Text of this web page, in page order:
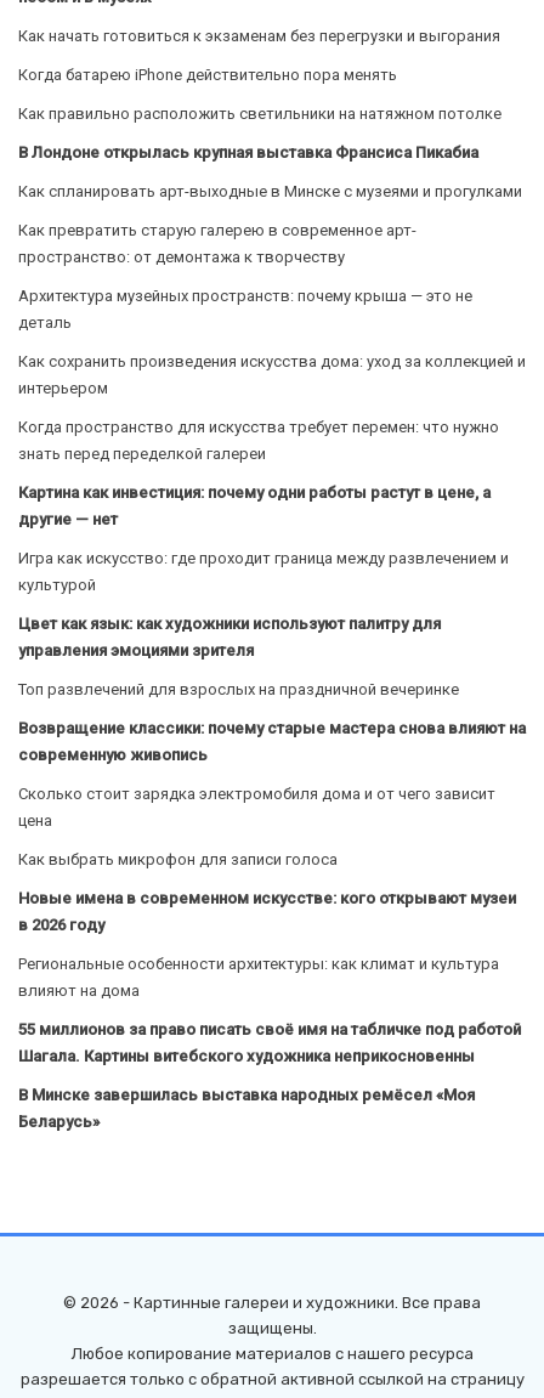
Как начать готовиться к экзаменам без перегрузки и выгорания
Когда батарею iPhone действительно пора менять
Как правильно расположить светильники на натяжном потолке
В Лондоне открылась крупная выставка Франсиса Пикабиа
Как спланировать арт-выходные в Минске с музеями и прогулками
Как превратить старую галерею в современное арт-
пространство: от демонтажа к творчеству
Архитектура музейных пространств: почему крыша — это не
деталь
Как сохранить произведения искусства дома: уход за коллекцией и
интерьером
Когда пространство для искусства требует перемен: что нужно
знать перед переделкой галереи
Картина как инвестиция: почему одни работы растут в цене, а
другие — нет
Игра как искусство: где проходит граница между развлечением и
культурой
Цвет как язык: как художники используют палитру для
управления эмоциями зрителя
Топ развлечений для взрослых на праздничной вечеринке
Возвращение классики: почему старые мастера снова влияют на
современную живопись
Сколько стоит зарядка электромобиля дома и от чего зависит
цена
Как выбрать микрофон для записи голоса
Новые имена в современном искусстве: кого открывают музеи
в 2026 году
Региональные особенности архитектуры: как климат и культура
влияют на дома
55 миллионов за право писать своё имя на табличке под работой
Шагала. Картины витебского художника неприкосновенны
В Минске завершилась выставка народных ремёсел «Моя
Беларусь»
© 2026 - Картинные галереи и художники. Все права
защищены.
Любое копирование материалов с нашего ресурса
разрешается только с обратной активной ссылкой на страницу